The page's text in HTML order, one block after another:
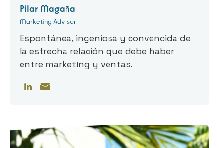
Pilar Magaña
Marketing Advisor
Espontánea, ingeniosa y convencida de
la estrecha relación que debe haber
entre marketing y ventas.